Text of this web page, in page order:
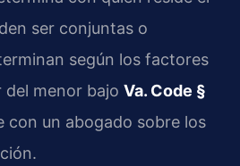
ser conjuntas o
según los factores
del menor bajo Va. Code §
con un abogado sobre los